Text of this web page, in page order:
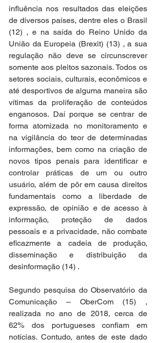
influência nos resultados das eleições
de diversos países, dentre eles o Brasil
(12) , e na saída do Reino Unido da
União da Europeia (Brexit) (13) , a sua
regulação não deve se circunscrever
somente aos pleitos sazonais. Todos os
setores sociais, culturais, econômicos e
até desportivos de alguma maneira são
vítimas da proliferação de conteúdos
enganosos. Daí porque se centrar de
forma atomizada no monitoramento e
na vigilância do teor de determinadas
informações, bem como na criação de
novos tipos penais para identificar e
controlar práticas de um ou outro
usuário, além de pôr em causa direitos
fundamentais como a liberdade de
expressão, de opinião e de acesso à
informação, proteção de dados
pessoais e a privacidade, não combate
eficazmente a cadeia de produção,
disseminação e distribuição da
desinformação (14) .
Segundo pesquisa do Observatório da
Comunicação – OberCom (15) ,
realizada no ano de 2018, cerca de
62% dos portugueses confiam em
notícias. Contudo, antes de este dado